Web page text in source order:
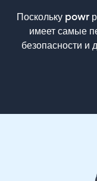
Поскольку powr
имеет самые
безопасности и